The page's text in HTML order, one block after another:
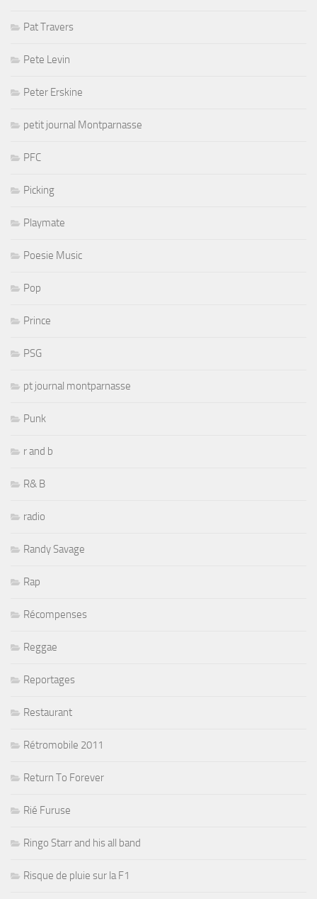
Pat Travers
Pete Levin
Peter Erskine
petit journal Montparnasse
PFC
Picking
Playmate
Poesie Music
Pop
Prince
PSG
pt journal montparnasse
Punk
r and b
R& B
radio
Randy Savage
Rap
Récompenses
Reggae
Reportages
Restaurant
Rétromobile 2011
Return To Forever
Rié Furuse
Ringo Starr and his all band
Risque de pluie sur la F1